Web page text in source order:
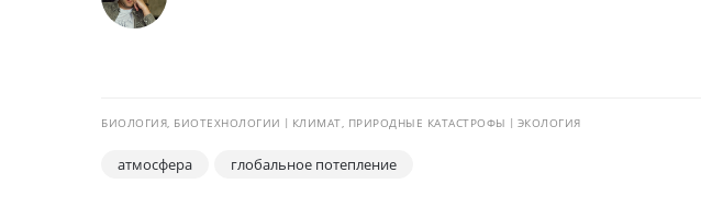
БИОЛОГИЯ, БИОТЕХНОЛОГИИ КЛИМАТ, ПРИРОДНЫЕ КАТАСТРОФЫ ЭКОЛОГИЯ
атмосфера глобальное потепление